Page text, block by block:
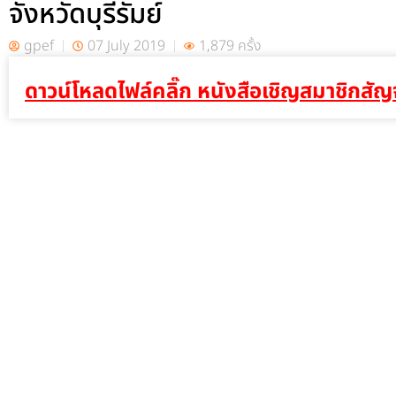
จังหวัดบุรีรัมย์
gpef 07 July 2019 1,879 ครั้ง
ดาวน์โหลดไฟล์คลิ๊ก หนังสือเชิญสมาชิกสั